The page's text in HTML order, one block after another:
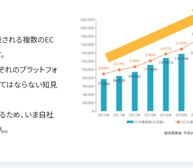
れる複数のEC
のプラットフォ
はならない知見
ため、いま自社